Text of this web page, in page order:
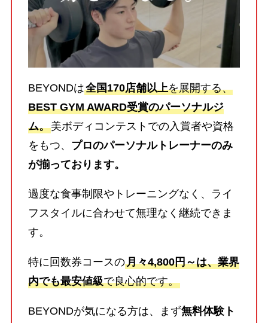
BEYONDは全国170店舗以上を展開する、
BEST GYM AWARD受賞のパーソナルジ
ム。美ボディコンテストでの入賞者や資格
をもつ、 プロのパーソナルトレーナーのみ
が揃っております。
過度な食事制限やトレーニングなく、ライ
フスタイルに合わせて無理なく継続できま
す。
特に回数券コースの月々4,800円～は、業界
内でも最安値級で良心的です。
BEYONDが気になる方は、まず無料体験ト